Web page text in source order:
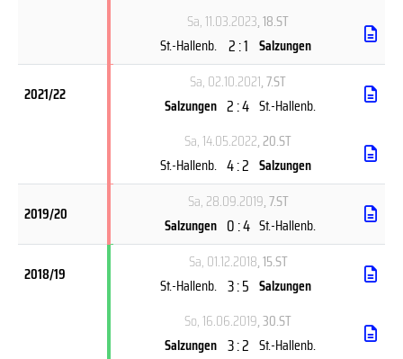
Sa, 11.03.2023, 18.ST
St.-Hallenb. 2 : 1 Salzungen
2021/22
Sa, 02.10.2021, 7.ST
Salzungen 2 : 4 St.-Hallenb.
Sa, 14.05.2022, 20.ST
St.-Hallenb. 4 : 2 Salzungen
2019/20
Sa, 28.09.2019, 7.ST
Salzungen 0 : 4 St.-Hallenb.
2018/19
Sa, 01.12.2018, 15.ST
St.-Hallenb. 3 : 5 Salzungen
So, 16.06.2019, 30.ST
Salzungen 3 : 2 St.-Hallenb.